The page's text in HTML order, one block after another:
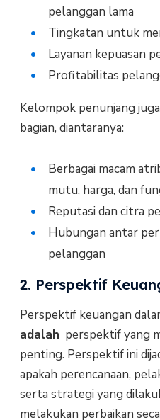
pelanggan lama
Tingkatan untuk
Layanan kepuasan
Profitabilitas
Kelompok penunjang
bagian, diantaranya:
Berbagai macam
mutu, harga, dan
Reputasi dan citra
Hubungan antar
pelanggan
2. Perspektif
Perspektif keuangan
adalah perspektif yang
penting. Perspektif ini
apakah perencanaan,
serta strategi yang
melakukan perbaikan